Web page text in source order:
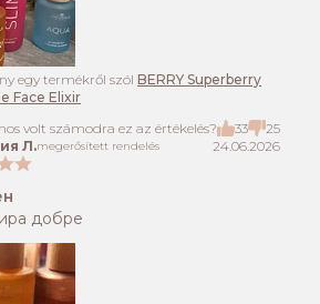
egy termékről szól BERRY Superberry
Face Elixir
volt számodra ez az értékelés?
33 25
Л.megerősített rendelés 24.06.2026
добре